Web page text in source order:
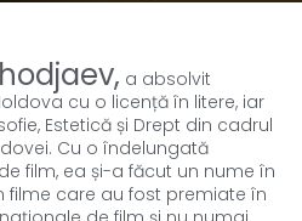
a absolvit
cu o licență în litere, iar
Estetică și Drept din cadrul
Cu o îndelungată
film, ea și-a făcut un nume în
filme care au fost premiate în